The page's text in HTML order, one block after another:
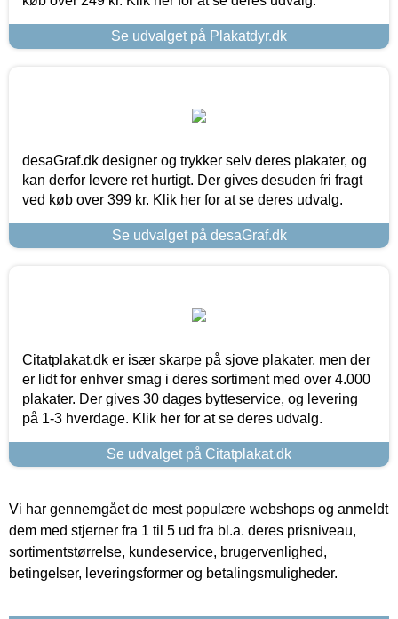
Se udvalget på Plakatdyr.dk
desaGraf.dk designer og trykker selv deres plakater, og
kan derfor levere ret hurtigt. Der gives desuden fri fragt
ved køb over 399 kr. Klik her for at se deres udvalg.
Se udvalget på desaGraf.dk
Citatplakat.dk er især skarpe på sjove plakater, men der
er lidt for enhver smag i deres sortiment med over 4.000
plakater. Der gives 30 dages bytteservice, og levering
på 1-3 hverdage. Klik her for at se deres udvalg.
Se udvalget på Citatplakat.dk
Vi har gennemgået de mest populære webshops og anmeldt
dem med stjerner fra 1 til 5 ud fra bl.a. deres prisniveau,
sortimentstørrelse, kundeservice, brugervenlighed,
betingelser, leveringsformer og betalingsmuligheder.